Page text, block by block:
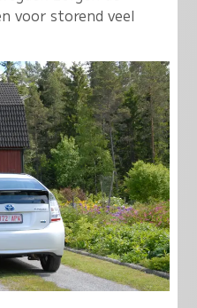
voor storend veel